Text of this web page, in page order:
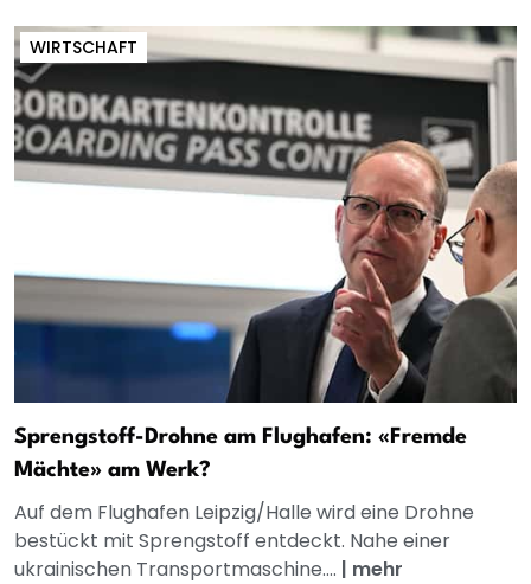
WIRTSCHAFT
Sprengstoff-Drohne am Flughafen: «Fremde
Mächte» am Werk?
Auf dem Flughafen Leipzig/Halle wird eine Drohne
bestückt mit Sprengstoff entdeckt. Nahe einer
ukrainischen Transportmaschine.... | mehr